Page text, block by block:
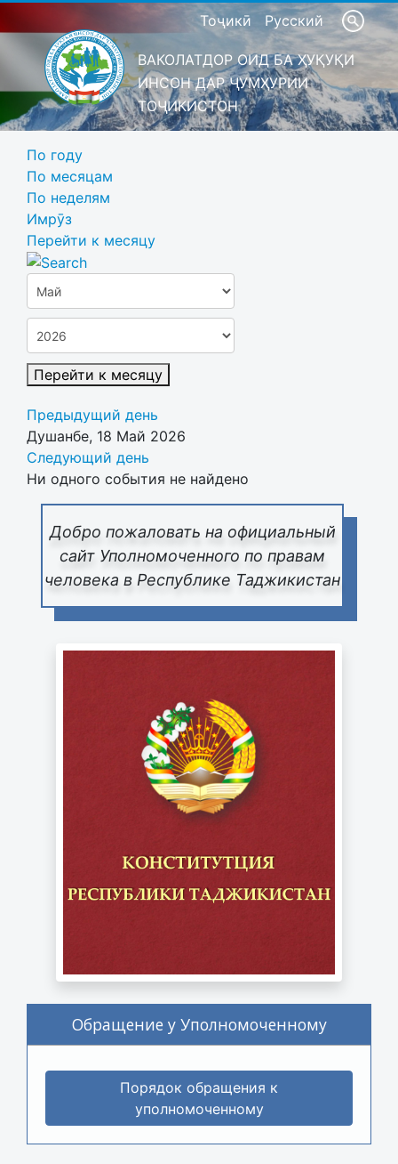
Тоҷикӣ Русский
ВАКОЛАТДОР ОИД БА ҲУҚУҚИ
ИНСОН ДАР ҶУМҲУРИИ
ТОҶИКИСТОН
Добро пожаловать на официальный
сайт Уполномоченного по правам
человека в Республике Таджикистан
Обращение у Уполномоченному
Порядок обращения к
уполномоченному
По году
По месяцам
По неделям
Имрӯз
Перейти к месяцу
Перейти к месяцу
Предыдущий день
Душанбе, 18 Май 2026
Следующий день
Ни одного события не найдено